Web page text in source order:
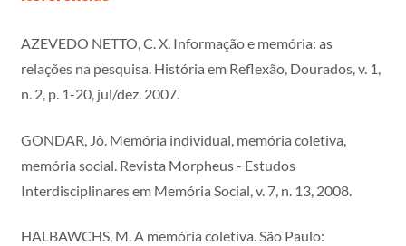
AZEVEDO NETTO, C. X. Informação e memória: as
relações na pesquisa. História em Reflexão, Dourados, v. 1,
n. 2, p. 1-20, jul/dez. 2007.
GONDAR, Jô. Memória individual, memória coletiva,
memória social. Revista Morpheus - Estudos
Interdisciplinares em Memória Social, v. 7, n. 13, 2008.
HALBAWCHS, M. A memória coletiva. São Paulo: